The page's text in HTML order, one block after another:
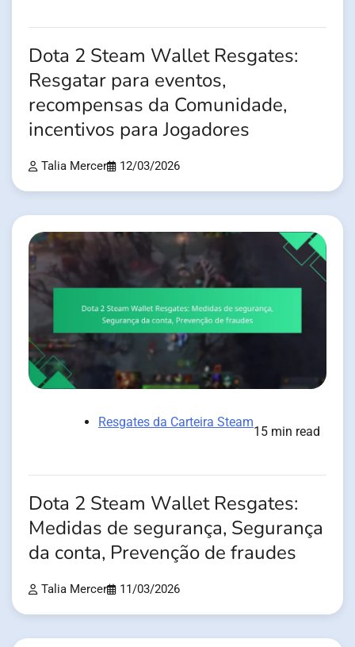
Dota 2 Steam Wallet Resgates:
Resgatar para eventos,
recompensas da Comunidade,
incentivos para Jogadores
Talia Mercer 12/03/2026
Resgates da Carteira Steam
15 min read
Dota 2 Steam Wallet Resgates:
Medidas de segurança, Segurança
da conta, Prevenção de fraudes
Talia Mercer 11/03/2026